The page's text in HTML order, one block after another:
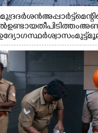
ദർശൻ
ഉണ്ടായ തീപിടിത്തം
ശ്വാസം മുട്ട്